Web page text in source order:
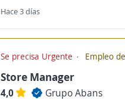
Hace 3 días
Se precisa Urgente Empleo
Store Manager
4,0
Grupo Abans